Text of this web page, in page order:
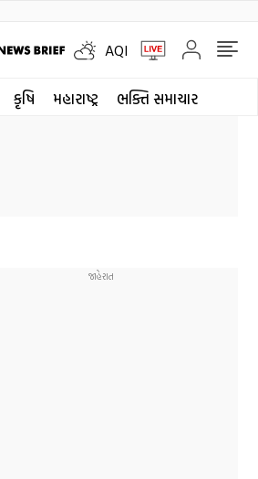
AQI
કૃષિ મહારાષ્ટ્ર ભક્તિ સમાચાર